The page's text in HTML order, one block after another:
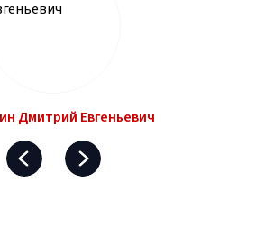
Дмитрий Евгеньевич